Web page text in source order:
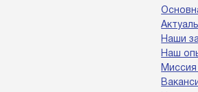
Наши
Наш
Миссия